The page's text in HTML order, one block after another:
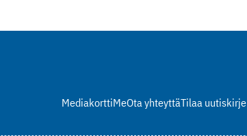
MediakorttiMeOta yhteyttäTilaa uutiskirje